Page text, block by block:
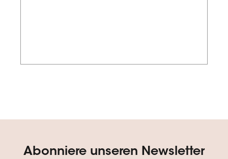
Abonniere unseren Newsletter